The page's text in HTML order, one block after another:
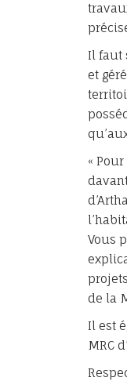
Il faut
et
«
Vous
de la
Il est
MRC